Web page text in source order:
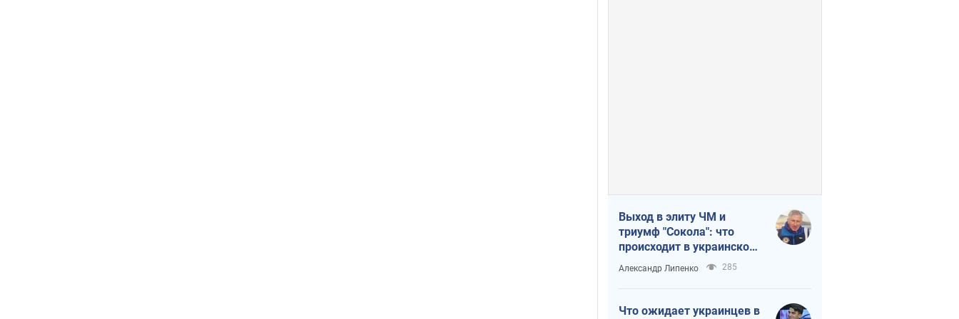
Выход в элиту ЧМ и
триумф "Сокола": что
происходит в украинском
хоккее
Александр Липенко 285
Что ожидает украинцев в